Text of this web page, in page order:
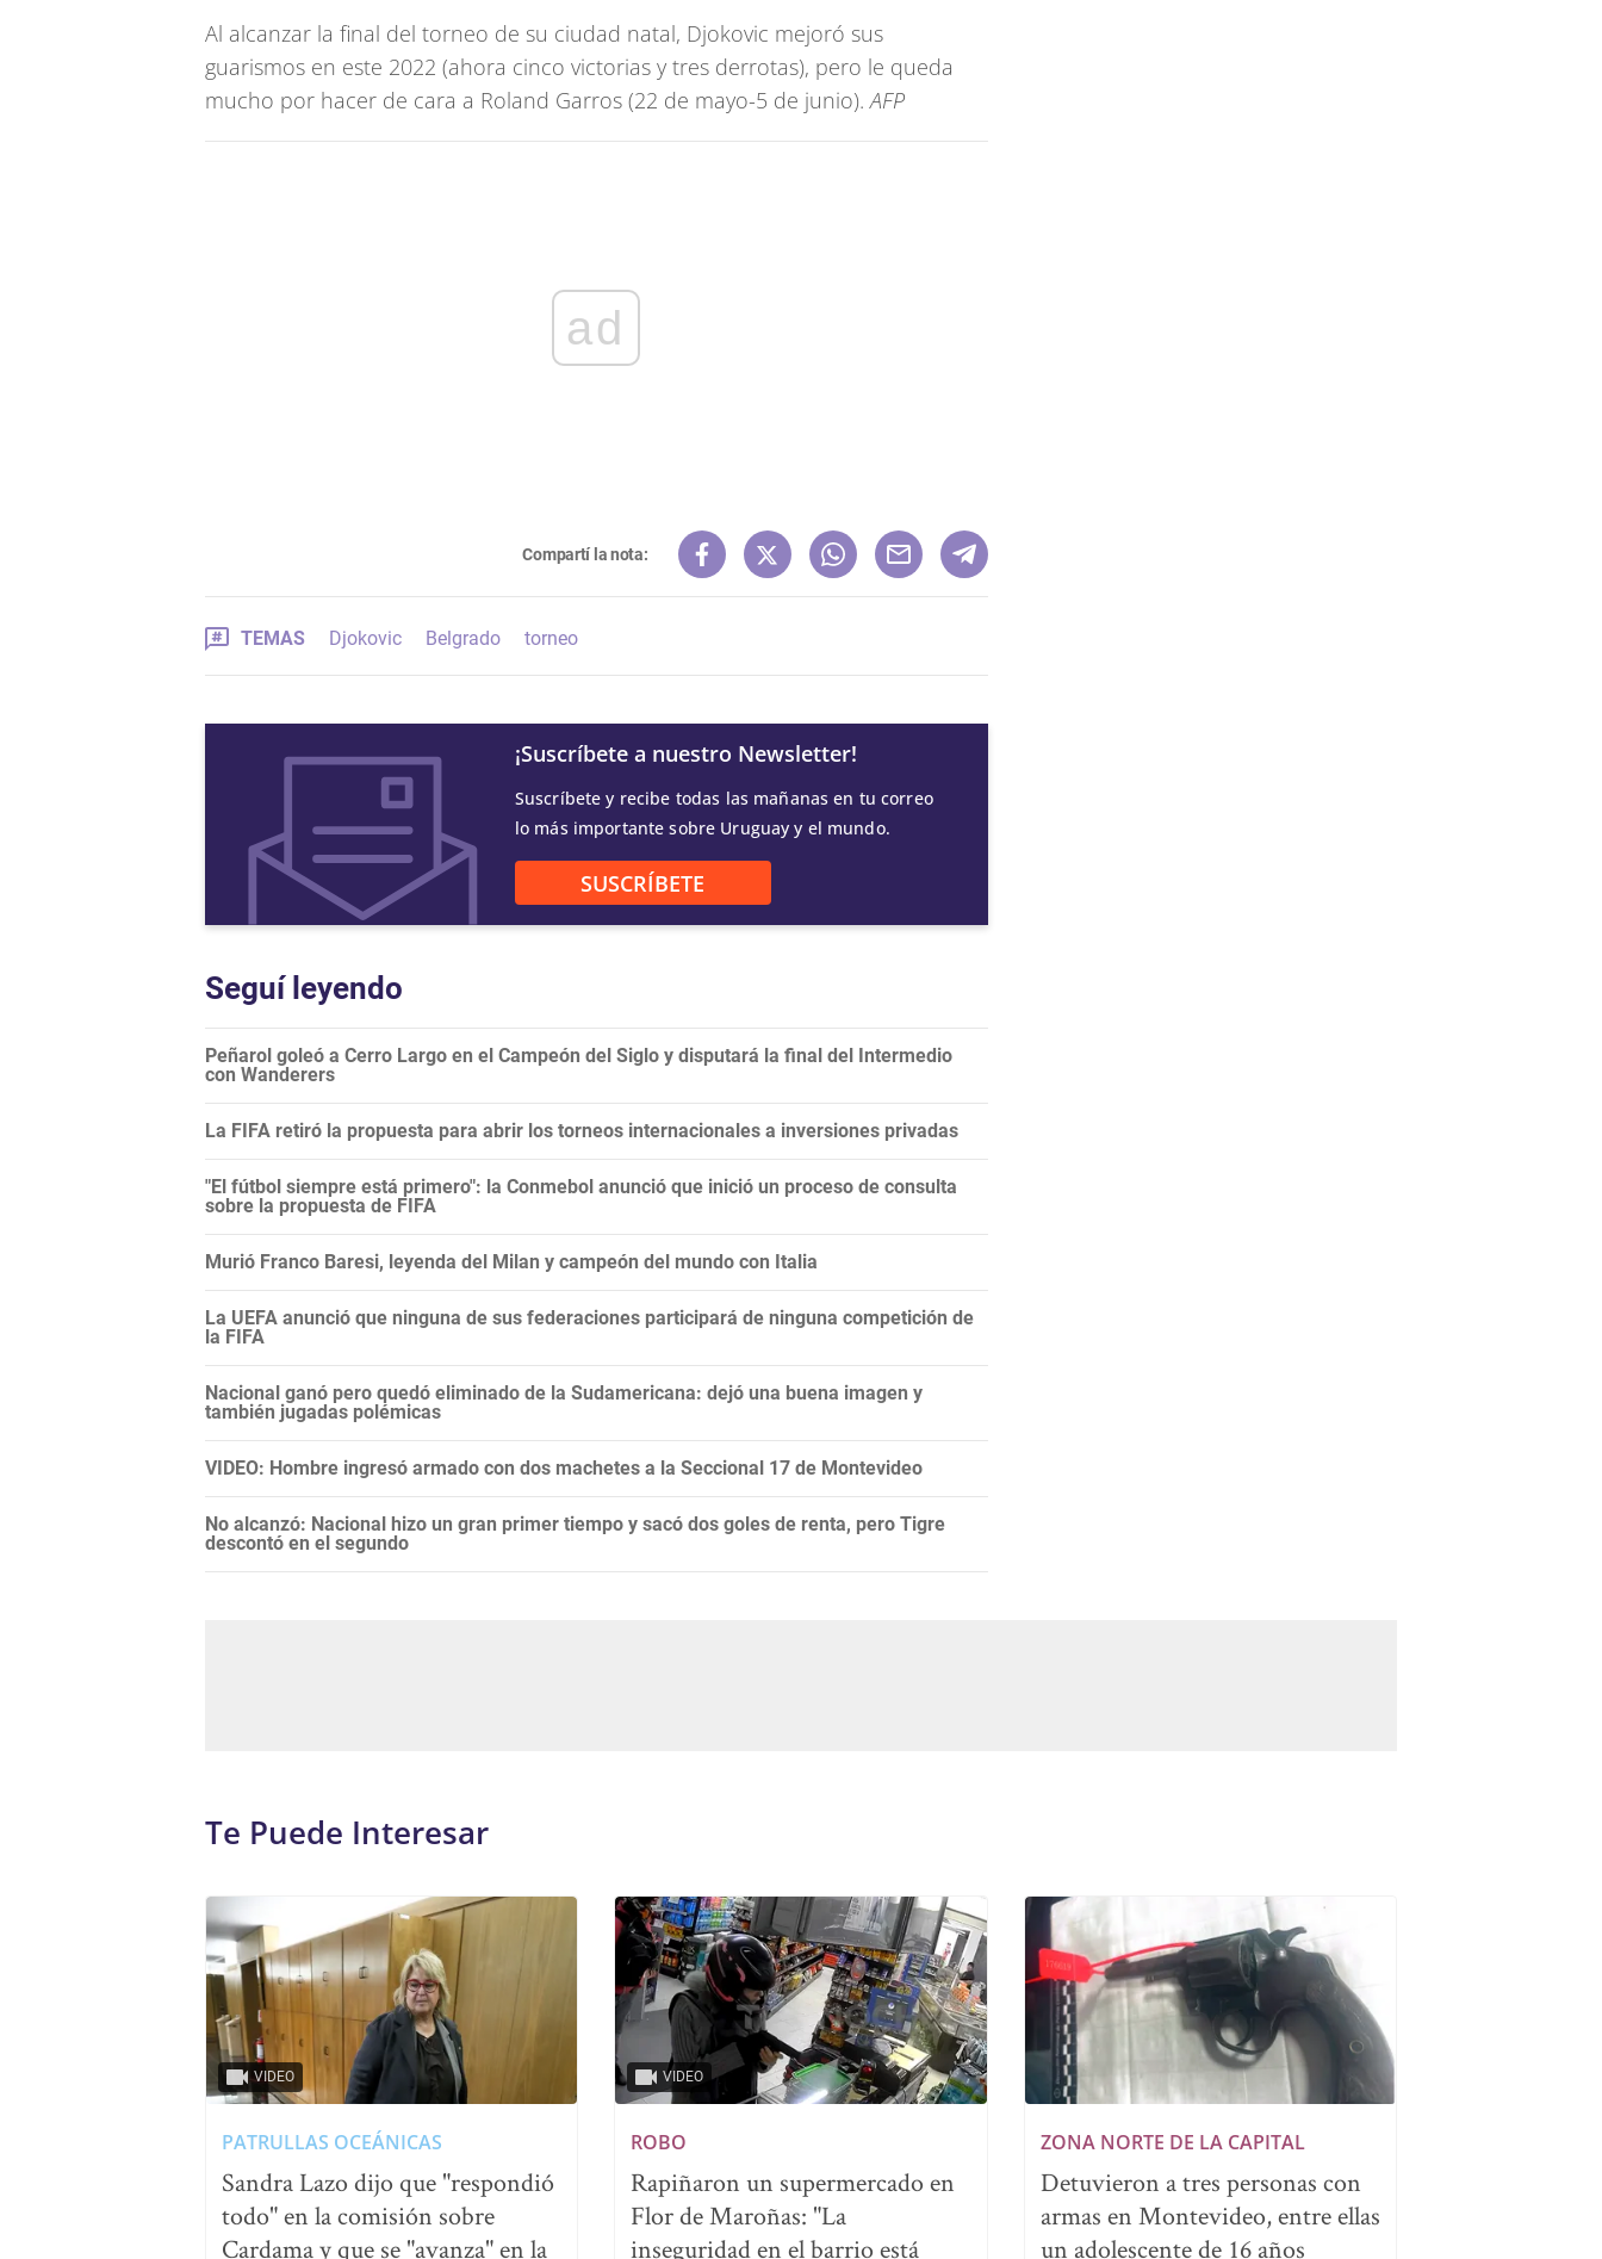
Al alcanzar la final del torneo de su ciudad natal, Djokovic mejoró sus
guarismos en este 2022 (ahora cinco victorias y tres derrotas), pero le queda
mucho por hacer de cara a Roland Garros (22 de mayo-5 de junio).AFP
ad
Compartí la nota:
TEMAS Djokovic Belgrado torneo
¡Suscríbete a nuestro Newsletter!
Suscríbete y recibe todas las mañanas en tu correo
lo más importante sobre Uruguay y el mundo.
SUSCRÍBETE
Seguí leyendo
Peñarol goleó a Cerro Largo en el Campeón del Siglo y disputará la final del Intermedio
con Wanderers
La FIFA retiró la propuesta para abrir los torneos internacionales a inversiones privadas
"El fútbol siempre está primero": la Conmebol anunció que inició un proceso de consulta
sobre la propuesta de FIFA
Murió Franco Baresi, leyenda del Milan y campeón del mundo con Italia
La UEFA anunció que ninguna de sus federaciones participará de ninguna competición de
la FIFA
Nacional ganó pero quedó eliminado de la Sudamericana: dejó una buena imagen y
también jugadas polémicas
VIDEO: Hombre ingresó armado con dos machetes a la Seccional 17 de Montevideo
No alcanzó: Nacional hizo un gran primer tiempo y sacó dos goles de renta, pero Tigre
descontó en el segundo
Te Puede Interesar
VIDEO
PATRULLAS OCEÁNICAS
Sandra Lazo dijo que "respondió
todo" en la comisión sobre
Cardama y que se "avanza" en la
VIDEO
ROBO
Rapiñaron un supermercado en
Flor de Maroñas: "La
inseguridad en el barrio está
ZONA NORTE DE LA CAPITAL
Detuvieron a tres personas con
armas en Montevideo, entre ellas
un adolescente de 16 años